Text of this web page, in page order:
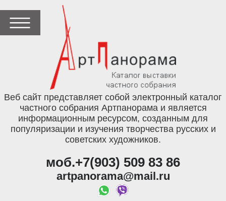
Веб сайт представляет собой электронный каталог
частного собрания Артпанорама и является
информационным ресурсом, созданным для
популяризации и изучения творчества русских и
советских художников.
моб.+7(903) 509 83 86
artpanorama@mail.ru